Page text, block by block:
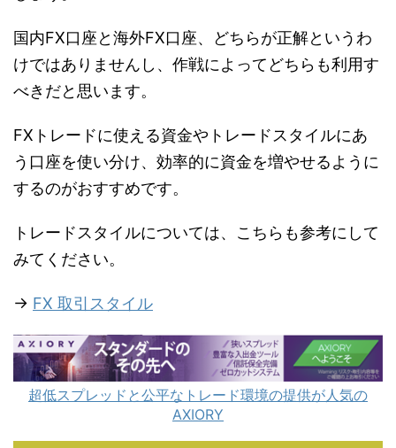
国内FX口座と海外FX口座、どちらが正解というわ
けではありませんし、作戦によってどちらも利用す
べきだと思います。
FXトレードに使える資金やトレードスタイルにあ
う口座を使い分け、効率的に資金を増やせるように
するのがおすすめです。
トレードスタイルについては、こちらも参考にして
みてください。
→ FX 取引スタイル
超低スプレッドと公平なトレード環境の提供が人気の
AXIORY